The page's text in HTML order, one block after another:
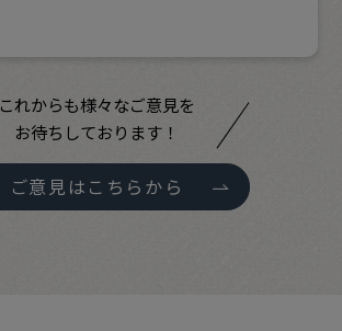
これからも様々なご意見を
お待ちしております！
ご意見はこちらから